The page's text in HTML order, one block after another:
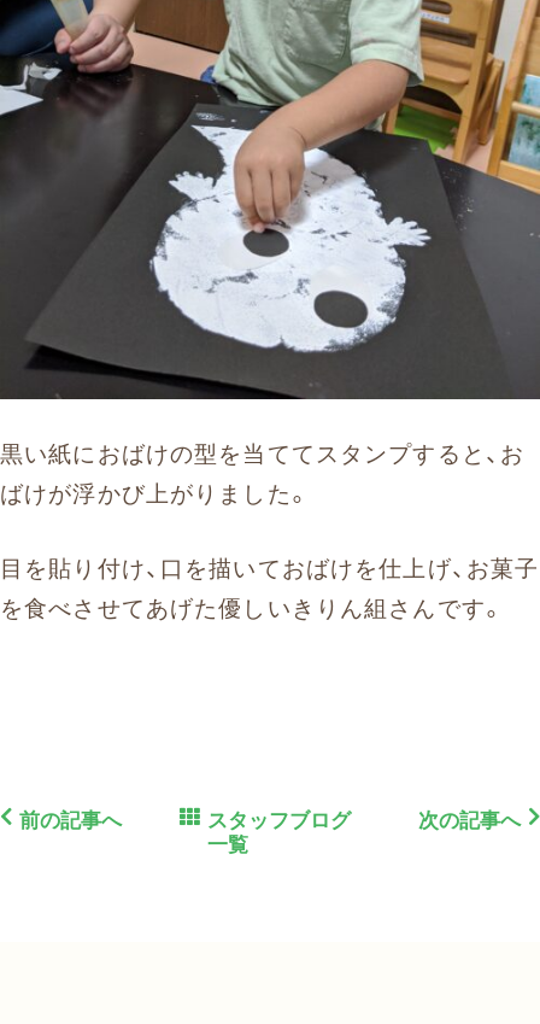
黒い紙におばけの型を当ててスタンプすると、お
ばけが浮かび上がりました。
目を貼り付け、口を描いておばけを仕上げ、お菓子
を食べさせてあげた優しいきりん組さんです。
前の記事へ
スタッフブログ
一覧
次の記事へ